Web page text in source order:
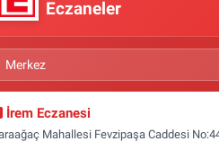
Eczaneler
İrem Eczanesi
Mahallesi Fevzipaşa Caddesi